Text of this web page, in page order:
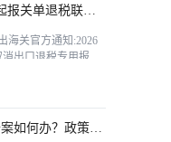
报关单退税联打
海关官方通知:2026
出口退税专用报关
如何办？政策问